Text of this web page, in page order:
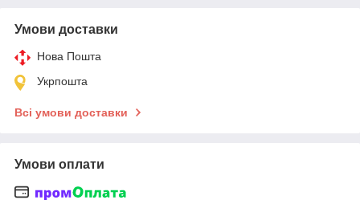
Умови доставки
Нова Пошта
Укрпошта
Всі умови доставки
Умови оплати